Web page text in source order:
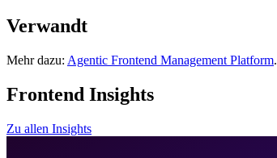
Verwandt
Mehr dazu: Agentic Frontend Management Platform.
Frontend Insights
Zu allen Insights